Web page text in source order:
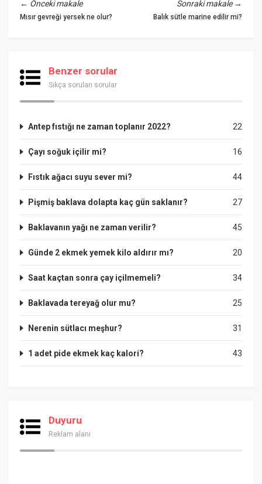
← Önceki makale
Mısır gevreği yersek ne olur?
Sonraki makale→
Balık sütle marine edilir mi?
Benzer sorular
Sıkça sorulan sorular
22
Antep fıstığı ne zaman toplanır 2022?
16
Çayı soğuk içilir mi?
44
Fıstık ağacı suyu sever mi?
27
Pişmiş baklava dolapta kaç gün saklanır?
45
Baklavanın yağı ne zaman verilir?
20
Günde 2 ekmek yemek kilo aldırır mı?
34
Saat kaçtan sonra çay içilmemeli?
25
Baklavada tereyağ olur mu?
31
Nerenin sütlacı meşhur?
43
1 adet pide ekmek kaç kalori?
Duyuru
Reklam alanı